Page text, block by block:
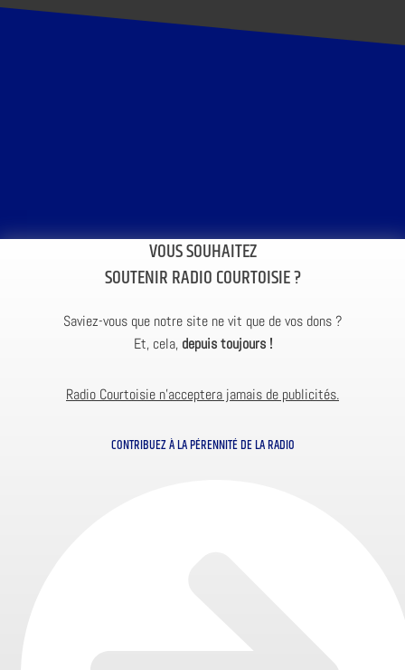
VOUS SOUHAITEZ
SOUTENIR RADIO COURTOISIE ?
Saviez-vous que notre site ne vit que de vos dons ?
Et, cela, depuis toujours !
Radio Courtoisie n’acceptera jamais de publicités.
CONTRIBUEZ À LA PÉRENNITÉ DE LA RADIO